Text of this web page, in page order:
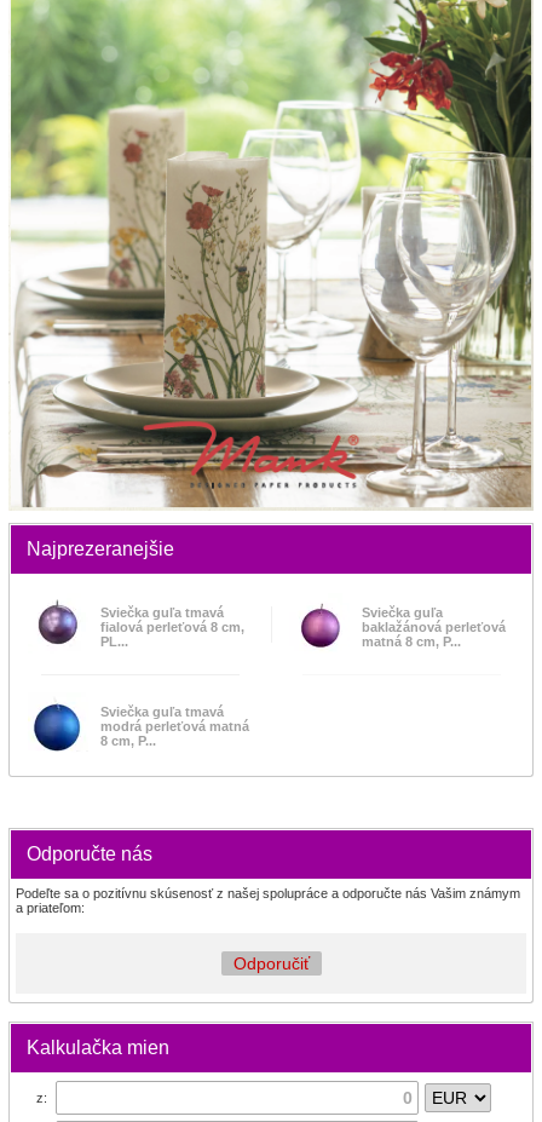
Najprezeranejšie
Sviečka guľa tmavá
fialová perleťová 8 cm,
PL...
Sviečka guľa
baklažánová perleťová
matná 8 cm, P...
Sviečka guľa tmavá
modrá perleťová matná
8 cm, P...
Odporučte nás
Podeľte sa o pozitívnu skúsenosť z našej spolupráce a odporučte nás Vašim známym
a priateľom:
Odporučiť
Kalkulačka mien
z: